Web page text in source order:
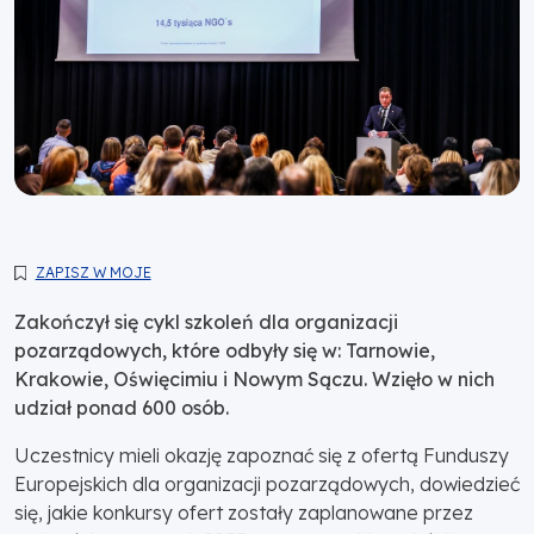
ZAPISZ W MOJE
Zakończył się cykl szkoleń dla organizacji
pozarządowych, które odbyły się w: Tarnowie,
Krakowie, Oświęcimiu i Nowym Sączu. Wzięło w nich
udział ponad 600 osób.
Uczestnicy mieli okazję zapoznać się z ofertą Funduszy
Europejskich dla organizacji pozarządowych, dowiedzieć
się, jakie konkursy ofert zostały zaplanowane przez